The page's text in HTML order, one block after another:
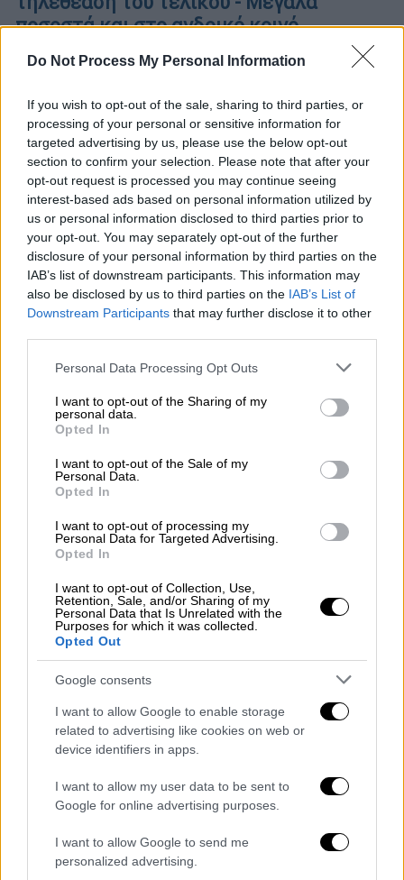
Do Not Process My Personal Information
If you wish to opt-out of the sale, sharing to third parties, or
processing of your personal or sensitive information for
targeted advertising by us, please use the below opt-out
section to confirm your selection. Please note that after your
opt-out request is processed you may continue seeing
interest-based ads based on personal information utilized by
us or personal information disclosed to third parties prior to
your opt-out. You may separately opt-out of the further
disclosure of your personal information by third parties on the
IAB’s list of downstream participants. This information may
also be disclosed by us to third parties on the IAB’s List of
Downstream Participants that may further disclose it to other
Please note that this website/app uses one or more Google
not limited to your visit or usage behaviour. You may click to
grant or deny consent to Google and its third-party tags to
use your data for below specified purposes in below Google
consent section.
Personal Data Processing Opt Outs
I want to opt-out of the Sharing of my
personal data.
Opted In
I want to opt-out of the Sale of my
Personal Data.
Opted In
I want to opt-out of processing my
Personal Data for Targeted Advertising.
Opted In
I want to opt-out of Collection, Use,
Retention, Sale, and/or Sharing of my
Personal Data that Is Unrelated with the
Purposes for which it was collected.
Opted Out
Google consents
I want to allow Google to enable storage
related to advertising like cookies on web or
device identifiers in apps.
I want to allow my user data to be sent to
Google for online advertising purposes.
I want to allow Google to send me
personalized advertising.
ποσοστά και στο ανδρικό κοινό
Η συντριπτική πλειοψηφία των τηλεθεατών
περισσότερες από τέσσερις ώρες και
παρέμεινε στην ΕΡΤ έως τις πρώτες
πρωινές ώρες όπου και ολοκληρώθηκε η
ψηφοφορία της Eurovision
Lifestyle|15.05.2022 11:19
Eurovision 2022 – Kalush Orchestra:
«Κάθε νίκη έχει σημασία για την
Οι Kalush Orschestra σε δύο ημέρες θα
επιστρέψουν στην Ουκρανία κι όπως
τόνισαν στη συνέντευξη Τύπου «οι
ανησυχίες τους για τον πόλεμο δε
σταματούν, όταν περνούν τα σύνορα».